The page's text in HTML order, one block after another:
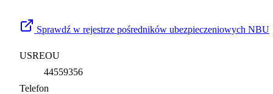
Sprawdź w rejestrze pośredników ubezpieczeniowych NBU
USREOU
44559356
Telefon